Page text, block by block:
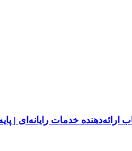
خدمات رایانه‌ای |